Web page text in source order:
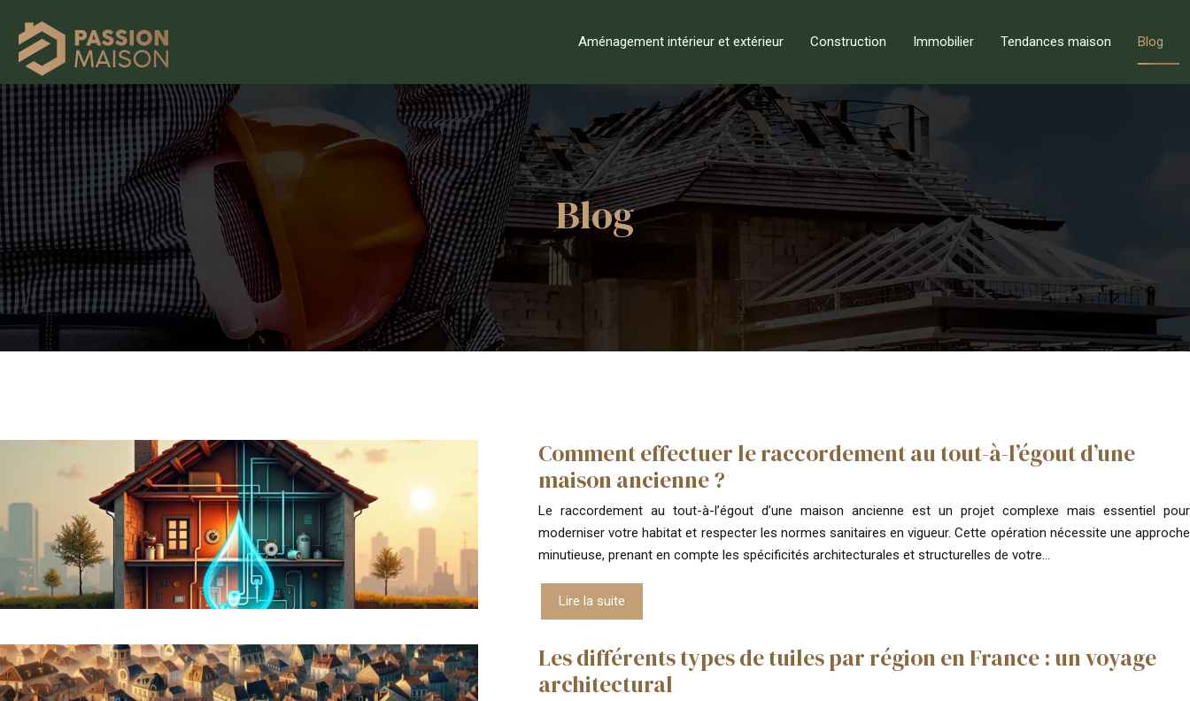
Aménagement intérieur et extérieur Construction Immobilier Tendances maison Blog
Blog
Comment effectuer le raccordement au tout-à-l’égout d’une
maison ancienne ?
Le raccordement au tout-à-l’égout d’une maison ancienne est un projet complexe mais essentiel pour
moderniser votre habitat et respecter les normes sanitaires en vigueur. Cette opération nécessite une approche
minutieuse, prenant en compte les spécificités architecturales et structurelles de votre…
Lire la suite
Les différents types de tuiles par région en France : un voyage
architectural